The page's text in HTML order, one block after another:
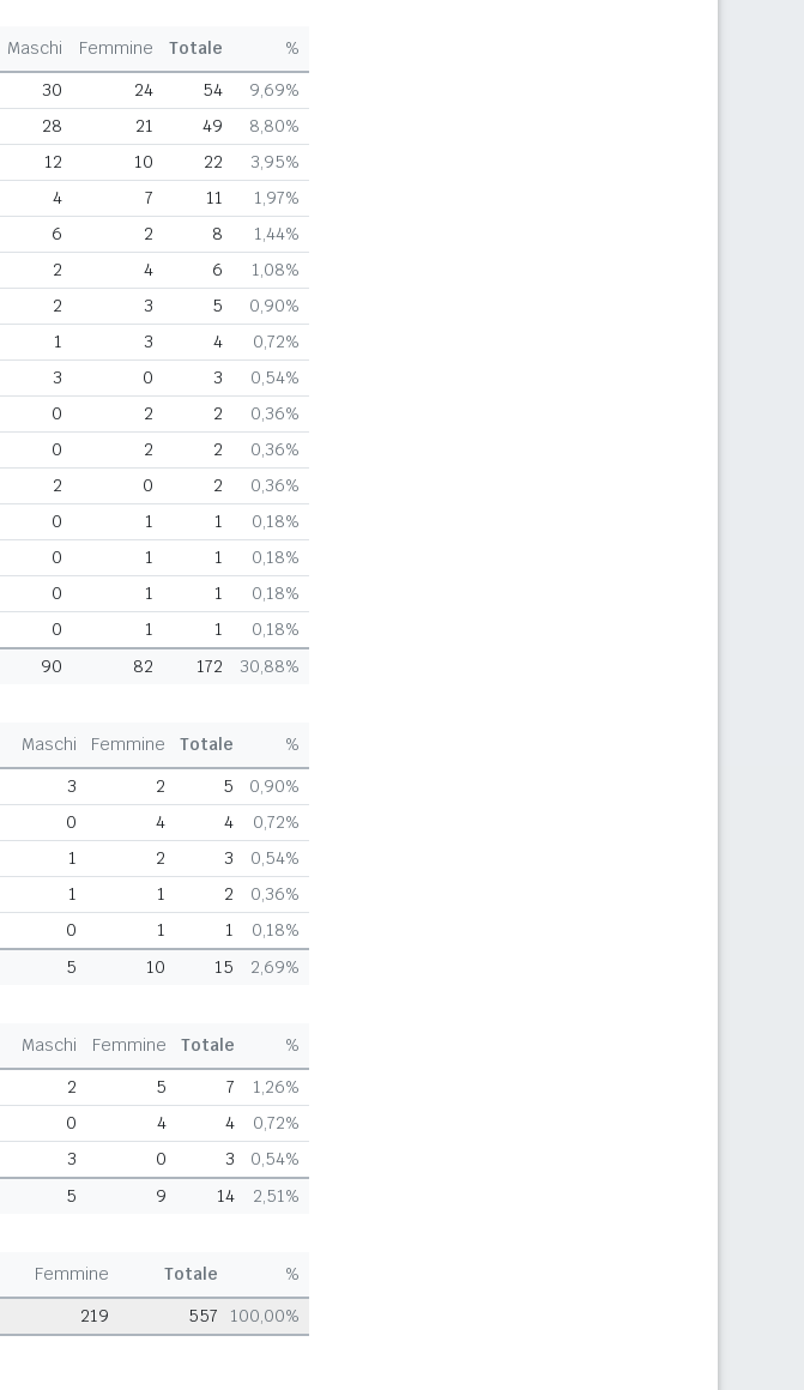
Maschi Femmine Totale
%
30 24 54
9,69%
28 21 49
8,80%
12 10 22
3,95%
4 7 11
1,97%
6 2 8
1,44%
2 4 6
1,08%
2 3 5
0,90%
1 3 4
0,72%
3 0 3
0,54%
0 2 2
0,36%
0 2 2
0,36%
2 0 2
0,36%
0 1 1
0,18%
0 1 1
0,18%
0 1 1
0,18%
0 1 1
0,18%
90 82 172 30,88%
Maschi Femmine Totale
%
3 2 5
0,90%
0 4 4
0,72%
1 2 3
0,54%
1 1 2
0,36%
0 1 1
0,18%
5 10 15 2,69%
Maschi Femmine Totale
%
2 5 7
1,26%
0 4 4
0,72%
3 0 3
0,54%
5 9 14 2,51%
Femmine Totale
%
219 557 100,00%